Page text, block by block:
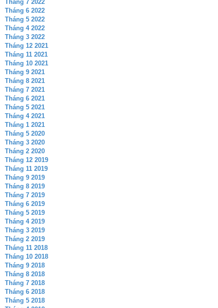
Tháng 7 2022
Tháng 6 2022
Tháng 5 2022
Tháng 4 2022
Tháng 3 2022
Tháng 12 2021
Tháng 11 2021
Tháng 10 2021
Tháng 9 2021
Tháng 8 2021
Tháng 7 2021
Tháng 6 2021
Tháng 5 2021
Tháng 4 2021
Tháng 1 2021
Tháng 5 2020
Tháng 3 2020
Tháng 2 2020
Tháng 12 2019
Tháng 11 2019
Tháng 9 2019
Tháng 8 2019
Tháng 7 2019
Tháng 6 2019
Tháng 5 2019
Tháng 4 2019
Tháng 3 2019
Tháng 2 2019
Tháng 11 2018
Tháng 10 2018
Tháng 9 2018
Tháng 8 2018
Tháng 7 2018
Tháng 6 2018
Tháng 5 2018